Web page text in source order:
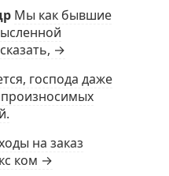
Мы как бывшие
→
господа даже
на заказ
ком →